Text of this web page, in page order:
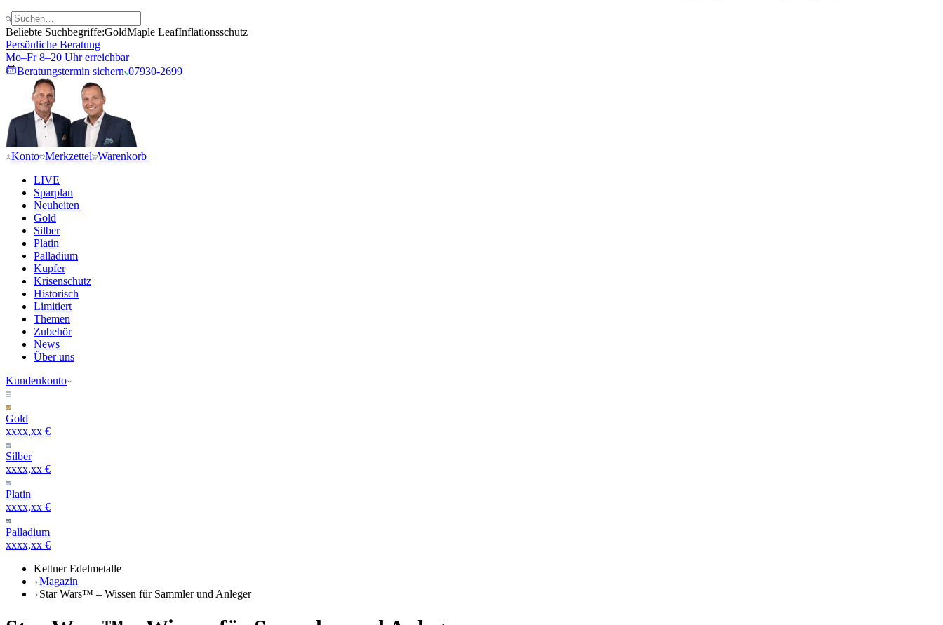
Beliebte Suchbegriffe:GoldMaple LeafInflationsschutz
Persönliche Beratung
Mo–Fr 8–20 Uhr erreichbar
Beratungstermin sichern 07930-2699
Konto Merkzettel Warenkorb
LIVE
Sparplan
Neuheiten
Gold
Silber
Platin
Palladium
Kupfer
Krisenschutz
Historisch
Limitiert
Themen
Zubehör
News
Über uns
Kundenkonto
Gold
xxxx,xx €
Silber
xxxx,xx €
Platin
xxxx,xx €
Palladium
xxxx,xx €
Kettner Edelmetalle
Magazin
Star Wars™ – Wissen für Sammler und Anleger